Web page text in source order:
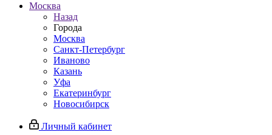
Москва
Назад
Города
Москва
Санкт-Петербург
Иваново
Казань
Уфа
Екатеринбург
Новосибирск
Личный кабинет